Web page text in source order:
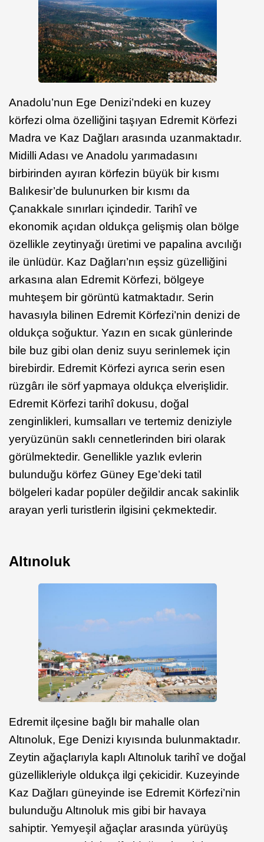
Anadolu’nun Ege Denizi’ndeki en kuzey
körfezi olma özelliğini taşıyan Edremit Körfezi
Madra ve Kaz Dağları arasında uzanmaktadır.
Midilli Adası ve Anadolu yarımadasını
birbirinden ayıran körfezin büyük bir kısmı
Balıkesir’de bulunurken bir kısmı da
Çanakkale sınırları içindedir. Tarihî ve
ekonomik açıdan oldukça gelişmiş olan bölge
özellikle zeytinyağı üretimi ve papalina avcılığı
ile ünlüdür. Kaz Dağları’nın eşsiz güzelliğini
arkasına alan Edremit Körfezi, bölgeye
muhteşem bir görüntü katmaktadır. Serin
havasıyla bilinen Edremit Körfezi’nin denizi de
oldukça soğuktur. Yazın en sıcak günlerinde
bile buz gibi olan deniz suyu serinlemek için
birebirdir. Edremit Körfezi ayrıca serin esen
rüzgârı ile sörf yapmaya oldukça elverişlidir.
Edremit Körfezi tarihî dokusu, doğal
zenginlikleri, kumsalları ve tertemiz deniziyle
yeryüzünün saklı cennetlerinden biri olarak
görülmektedir. Genellikle yazlık evlerin
bulunduğu körfez Güney Ege’deki tatil
bölgeleri kadar popüler değildir ancak sakinlik
arayan yerli turistlerin ilgisini çekmektedir.
Altınoluk
Edremit ilçesine bağlı bir mahalle olan
Altınoluk, Ege Denizi kıyısında bulunmaktadır.
Zeytin ağaçlarıyla kaplı Altınoluk tarihî ve doğal
güzellikleriyle oldukça ilgi çekicidir. Kuzeyinde
Kaz Dağları güneyinde ise Edremit Körfezi’nin
bulunduğu Altınoluk mis gibi bir havaya
sahiptir. Yemyeşil ağaçlar arasında yürüyüş